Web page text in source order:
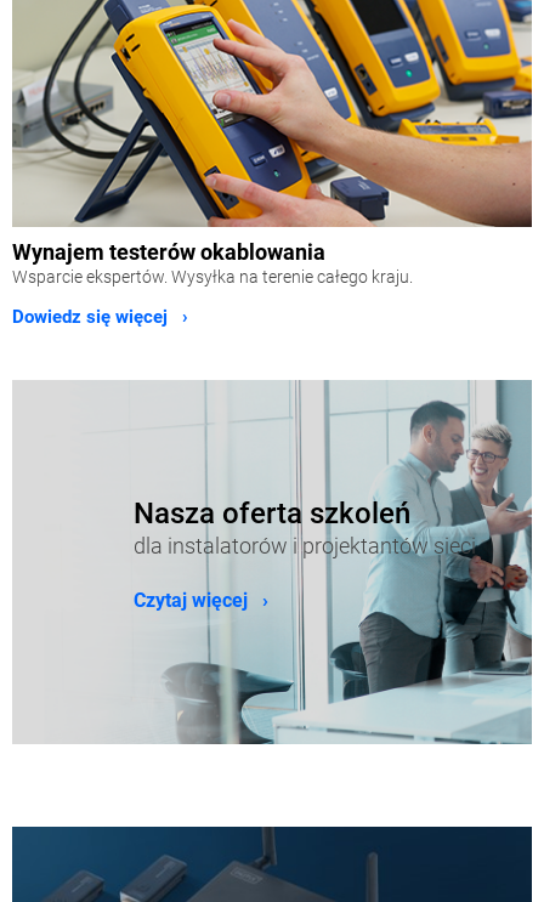
Wynajem testerów okablowania
Wsparcie ekspertów. Wysyłka na terenie całego kraju.
Dowiedz się więcej ›
Nasza oferta szkoleń
dla instalatorów i projektantów sieci
Czytaj więcej ›